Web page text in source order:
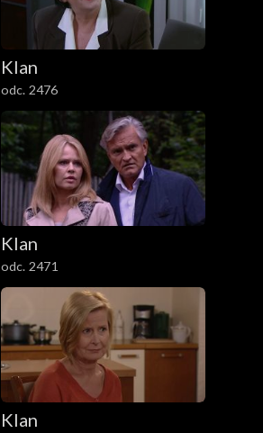
Klan
odc. 2476
Klan
odc. 2471
Klan